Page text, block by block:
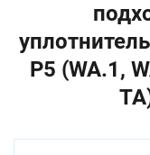
P5 (WA.1,